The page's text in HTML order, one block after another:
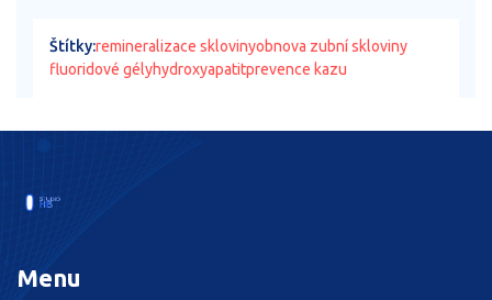
Štítky:remineralizace sklovinyobnova zubní skloviny
fluoridové gélyhydroxyapatitprevence kazu
Menu